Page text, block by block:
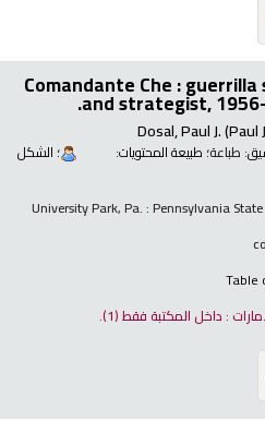
Comandante Che :
and strategist,
Dosal, Paul J. (Paul
طباعة؛ طبيعة المحتويات: ؛ الشكل
University Park, Pa. : Pennsylvania
Table
: داخل المكتبة فقط(1).